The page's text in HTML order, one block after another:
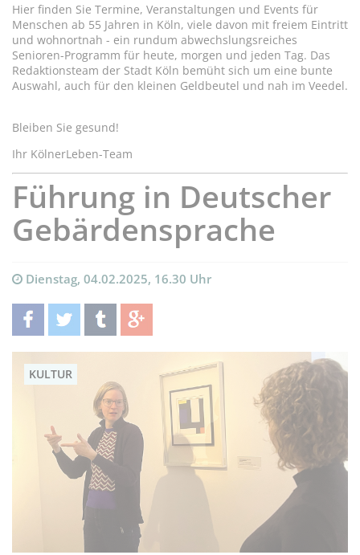
Hier finden Sie Termine, Veranstaltungen und Events für
Menschen ab 55 Jahren in Köln, viele davon mit freiem Eintritt
und wohnortnah - ein rundum abwechslungsreiches
Senioren-Programm für heute, morgen und jeden Tag. Das
Redaktionsteam der Stadt Köln bemüht sich um eine bunte
Auswahl, auch für den kleinen Geldbeutel und nah im Veedel.
Bleiben Sie gesund!
Ihr KölnerLeben-Team
Führung in Deutscher
Gebärdensprache
Dienstag, 04.02.2025, 16.30 Uhr
teilentwittern teilen teilen
KULTUR